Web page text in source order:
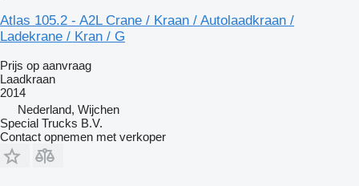
Atlas 105.2 - A2L Crane / Kraan / Autolaadkraan /
Ladekrane / Kran / G
Prijs op aanvraag
Laadkraan
2014
Nederland, Wijchen
Special Trucks B.V.
Contact opnemen met verkoper